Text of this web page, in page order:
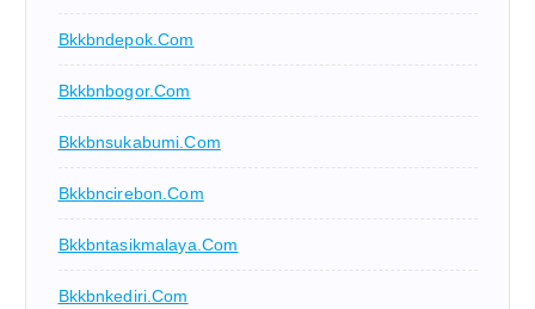
Bkkbndepok.com
Bkkbnbogor.com
Bkkbnsukabumi.com
Bkkbncirebon.com
Bkkbntasikmalaya.com
Bkkbnkediri.com